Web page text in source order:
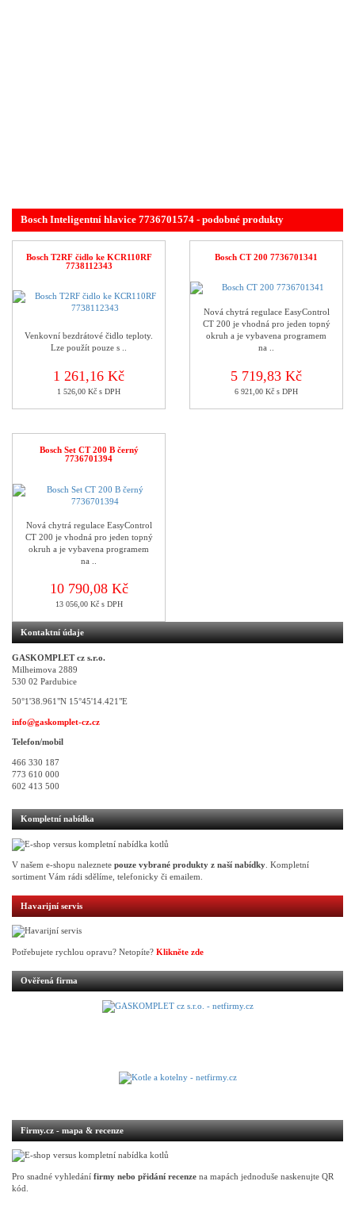
Bosch Inteligentní hlavice 7736701574 - podobné produkty
Bosch T2RF čidlo ke KCR110RF
7738112343
Venkovní bezdrátové čidlo teploty.
Lze použít pouze s ..
1 261,16 Kč
1 526,00 Kč s DPH
Bosch CT 200 7736701341
Nová chytrá regulace EasyControl
CT 200 je vhodná pro jeden topný
okruh a je vybavena programem
na ..
5 719,83 Kč
6 921,00 Kč s DPH
Bosch Set CT 200 B černý
7736701394
Nová chytrá regulace EasyControl
CT 200 je vhodná pro jeden topný
okruh a je vybavena programem
na ..
10 790,08 Kč
13 056,00 Kč s DPH
Kontaktní údaje
GASKOMPLET cz s.r.o.
Milheimova 2889
530 02 Pardubice
50°1'38.961"N 15°45'14.421"E
info@gaskomplet-cz.cz
Telefon/mobil
466 330 187
773 610 000
602 413 500
Kompletní nabídka
V našem e-shopu naleznete pouze vybrané produkty z naší nabídky. Kompletní
sortiment Vám rádi sdělíme, telefonicky či emailem.
Havarijní servis
Potřebujete rychlou opravu? Netopíte? Klikněte zde
Ověřená firma
Firmy.cz - mapa & recenze
Pro snadné vyhledání firmy nebo přidání recenze na mapách jednoduše naskenujte QR
kód.